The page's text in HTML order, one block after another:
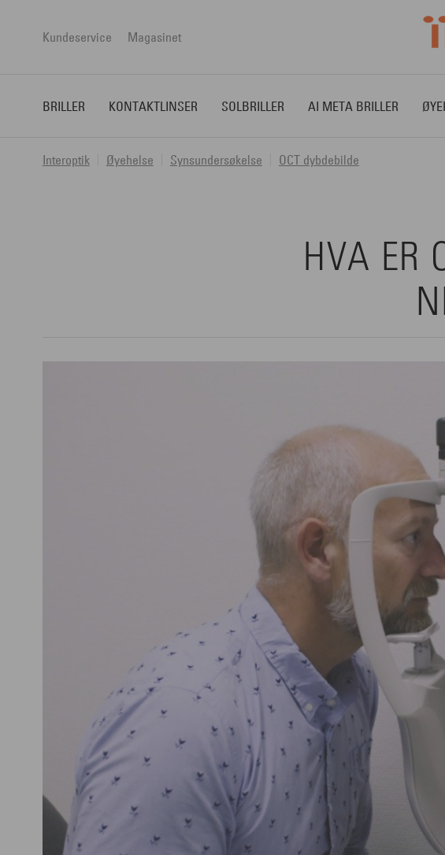
Kundeservice Magasinet
BRILLER KONTAKTLINSER SOLBRILLER AI META BRILLER
Interoptik Øyehelse Synsundersøkelse OCT dybdebilde
HVA ER